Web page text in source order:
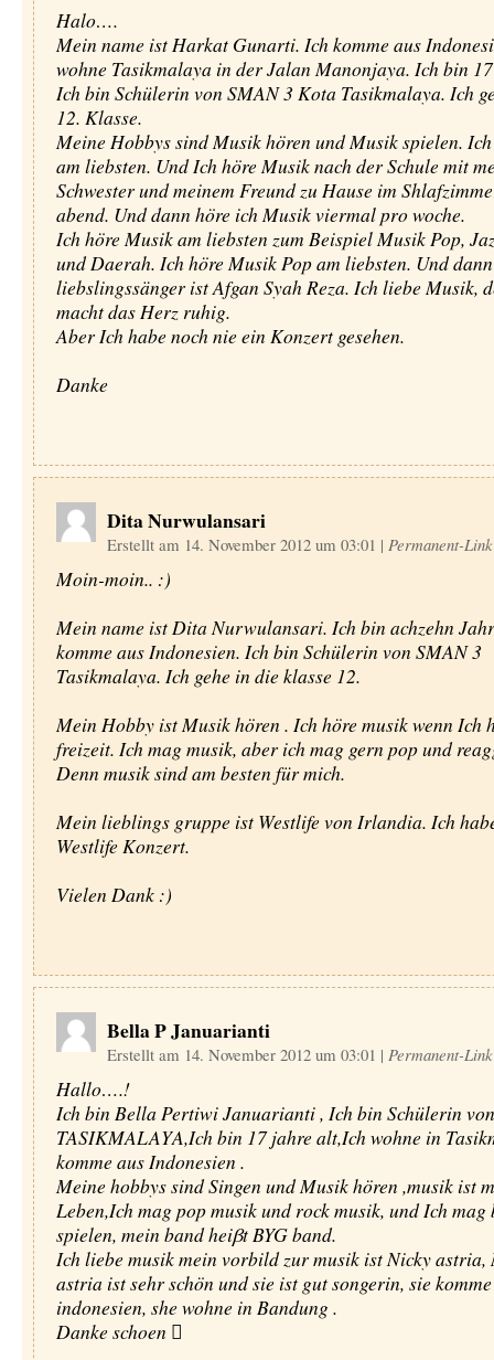
Halo….
Mein name ist Harkat Gunarti. Ich komme aus
wohne Tasikmalaya in der Jalan Manonjaya. Ich bin
Ich bin Schülerin von SMAN 3 Kota Tasikmalaya. Ich
12. Klasse.
Meine Hobbys sind Musik hören und Musik spielen.
am liebsten. Und Ich höre Musik nach der Schule mit
Schwester und meinem Freund zu Hause im
abend. Und dann höre ich Musik viermal pro woche.
Ich höre Musik am liebsten zum Beispiel Musik Pop,
und Daerah. Ich höre Musik Pop am liebsten. Und
liebslingssänger ist Afgan Syah Reza. Ich liebe Musik,
macht das Herz ruhig.
Aber Ich habe noch nie ein Konzert gesehen.
Danke
Dita Nurwulansari
Erstellt am 14. November 2012 um 03:01 | Permanent-Link
Moin-moin.. :)
Mein name ist Dita Nurwulansari. Ich bin achzehn
komme aus Indonesien. Ich bin Schülerin von SMAN 3
Tasikmalaya. Ich gehe in die klasse 12.
Mein Hobby ist Musik hören . Ich höre musik wenn Ich
freizeit. Ich mag musik, aber ich mag gern pop und
Denn musik sind am besten für mich.
Mein lieblings gruppe ist Westlife von Irlandia. Ich
Westlife Konzert.
Vielen Dank :)
Bella P Januarianti
Erstellt am 14. November 2012 um 03:01 | Permanent-Link
Hallo….!
Ich bin Bella Pertiwi Januarianti , Ich bin Schülerin
TASIKMALAYA,Ich bin 17 jahre alt,Ich wohne in
komme aus Indonesien .
Meine hobbys sind Singen und Musik hören ,musik ist
Leben,Ich mag pop musik und rock musik, und Ich mag
spielen, mein band heiβt BYG band.
Ich liebe musik mein vorbild zur musik ist Nicky astria,
astria ist sehr schön und sie ist gut songerin, sie
indonesien, she wohne in Bandung .
Danke schoen 